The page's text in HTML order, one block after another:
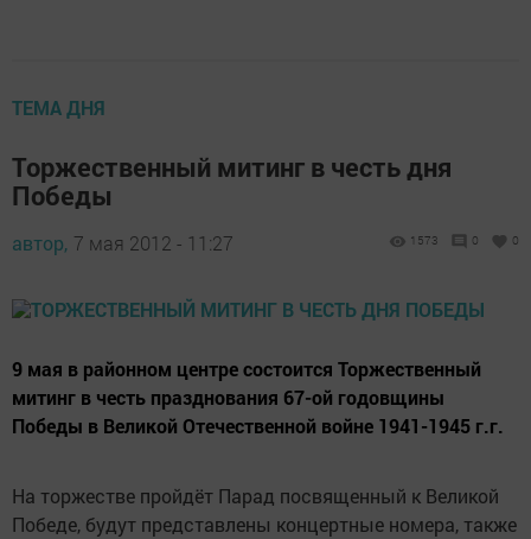
ТЕМА ДНЯ
Торжественный митинг в честь дня
Победы
автор, 7 мая 2012 - 11:27 1573 0 0
9 мая в районном центре состоится Торжественный
митинг в честь празднования 67-ой годовщины
Победы в Великой Отечественной войне 1941-1945 г.г.
На торжестве пройдёт Парад посвященный к Великой
Победе, будут представлены концертные номера, также